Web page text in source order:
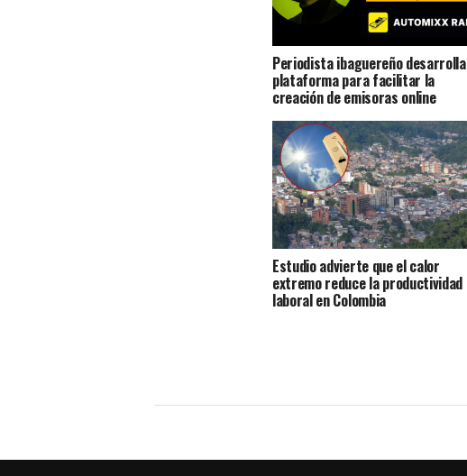
Periodista ibaguereño desarrolla
plataforma para facilitar la
creación de emisoras online
Estudio advierte que el calor
extremo reduce la productividad
laboral en Colombia